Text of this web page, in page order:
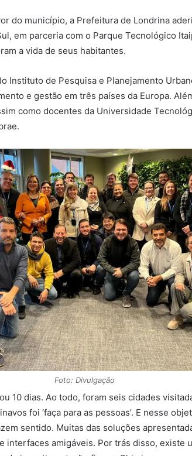
do município, a Prefeitura de Londrina
em parceria com o Parque Tecnológico
a vida de seus habitantes.
Instituto de Pesquisa e Planejamento
e gestão em três países da Europa.
como docentes da Universidade
Foto: Divulgação
10 dias. Ao todo, foram seis cidades
foi ‘faça para as pessoas’. E nesse
sentido. Muitas das soluções
amigáveis. Por trás disso, existe